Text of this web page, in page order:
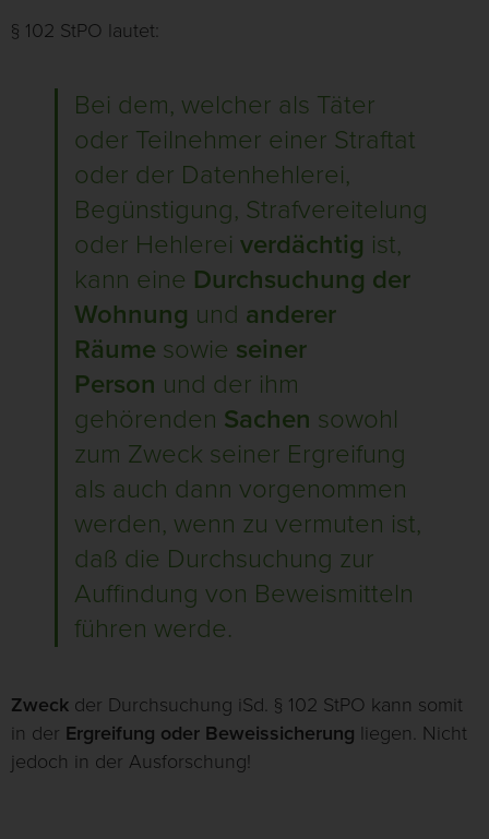
§ 102 StPO lautet:
Bei dem, welcher als Täter
oder Teilnehmer einer Straftat
oder der Datenhehlerei,
Begünstigung, Strafvereitelung
oder Hehlerei verdächtig ist,
kann eine Durchsuchung der
Wohnung und anderer
Räume sowie seiner
Person und der ihm
gehörenden Sachen sowohl
zum Zweck seiner Ergreifung
als auch dann vorgenommen
werden, wenn zu vermuten ist,
daß die Durchsuchung zur
Auffindung von Beweismitteln
führen werde.
Zweck der Durchsuchung iSd. § 102 StPO kann somit
in der Ergreifung oder Beweissicherung liegen. Nicht
jedoch in der Ausforschung!